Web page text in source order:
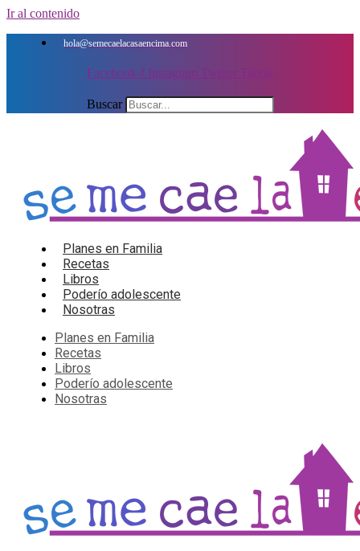
Ir al contenido
hola@semecaelacasaencima.com
Facebook-f Instagram Twitter
Buscar
Planes en Familia
Recetas
Libros
Poderío adolescente
Nosotras
Planes en Familia
Recetas
Libros
Poderío adolescente
Nosotras